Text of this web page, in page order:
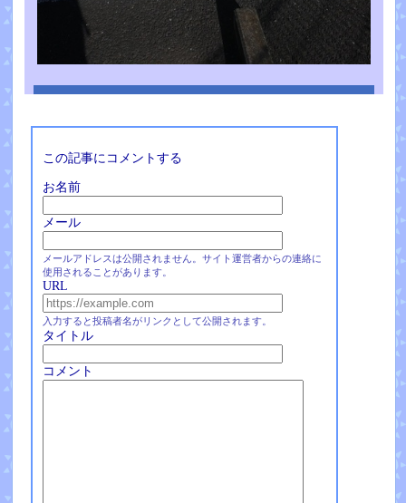
この記事にコメントする
お名前
メール
メールアドレスは公開されません。サイト運営者からの連絡に
使用されることがあります。
URL
入力すると投稿者名がリンクとして公開されます。
タイトル
コメント